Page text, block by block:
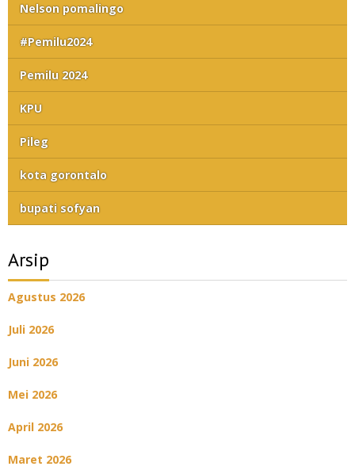
Nelson pomalingo
#Pemilu2024
Pemilu 2024
KPU
Pileg
kota gorontalo
bupati sofyan
Arsip
Agustus 2026
Juli 2026
Juni 2026
Mei 2026
April 2026
Maret 2026